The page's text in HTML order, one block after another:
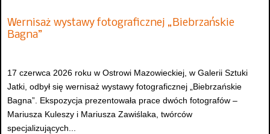
Wernisaż wystawy fotograficznej „Biebrzańskie
Bagna”
17 czerwca 2026 roku w Ostrowi Mazowieckiej, w Galerii Sztuki
Jatki, odbył się wernisaż wystawy fotograficznej „Biebrzańskie
Bagna”. Ekspozycja prezentowała prace dwóch fotografów –
Mariusza Kuleszy i Mariusza Zawiślaka, twórców
specjalizujących...